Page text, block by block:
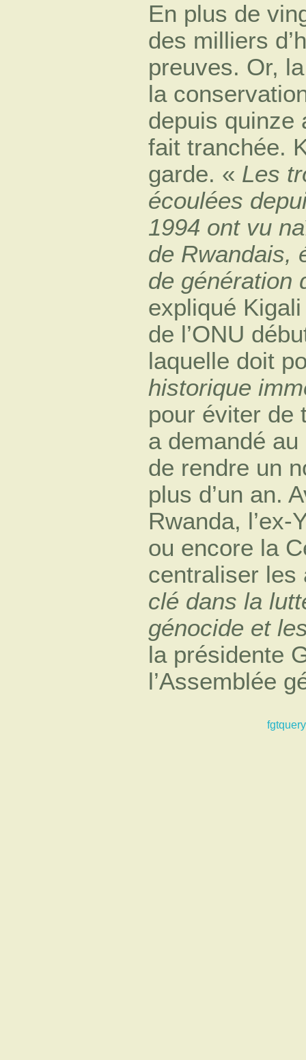
En plus de
des milliers
preuves. Or,
la
depuis quinze
fait tranchée.
garde. « Les
écoulées
1994 ont vu
de Rwandais,
de génération
expliqué
de l’ONU
laquelle doit
historique
pour éviter de
a demandé au
de rendre un
plus d’un an.
Rwanda,
ou encore la
centraliser
clé dans la
génocide et
la présidente
l’Assemblée